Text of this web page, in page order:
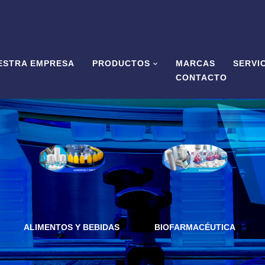
EMPRESA PRODUCTOS MARCAS
CONTACTO
ALIMENTOS Y BEBIDAS BIOFARMACÉUTICA